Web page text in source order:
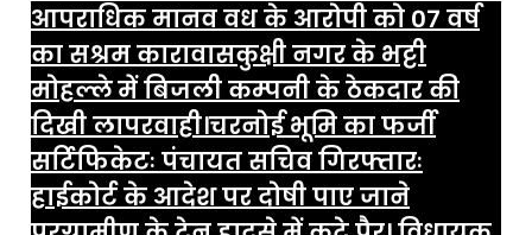
आपराधिक मानव वध के आरोपी को 07 वर्ष
का सश्रम कारावासकुक्षी नगर के भट्टी
मोहल्ले में बिजली कम्पनी के ठेकदार की
दिखी लापरवाही।चरनोई भूमि का फर्जी
सर्टिफिकेटः पंचायत सचिव गिरफ्तारः
हाईकोर्ट के आदेश पर दोषी पाए जाने